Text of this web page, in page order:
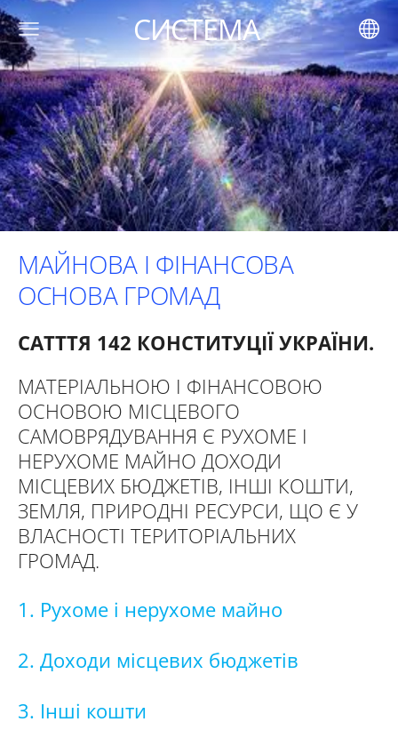
СИСТЕМА
МАЙНОВА І ФІНАНСОВА
ОСНОВА ГРОМАД
САТТТЯ 142 КОНСТИТУЦІЇ УКРАЇНИ.
МАТЕРІАЛЬНОЮ І ФІНАНСОВОЮ
ОСНОВОЮ МІСЦЕВОГО
САМОВРЯДУВАННЯ Є РУХОМЕ І
НЕРУХОМЕ МАЙНО ДОХОДИ
МІСЦЕВИХ БЮДЖЕТІВ, ІНШІ КОШТИ,
ЗЕМЛЯ, ПРИРОДНІ РЕСУРСИ, ЩО Є У
ВЛАСНОСТІ ТЕРИТОРІАЛЬНИХ
ГРОМАД.
1. Рухоме і нерухоме майно
2. Доходи місцевих бюджетів
3. Інші кошти